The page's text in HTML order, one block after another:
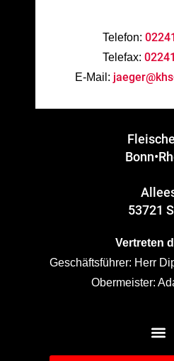
Telefon:
Telefax:
E-Mail:
53721
Vertreten
Geschäftsführer: Herr
Obermeister: